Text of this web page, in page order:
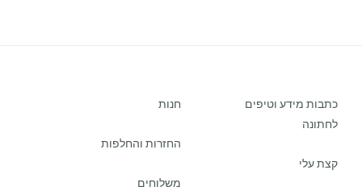
כתבות מידע וטיפים
לחתונה
קצת עלי
חנות
החזרות והחלפות
משלוחים